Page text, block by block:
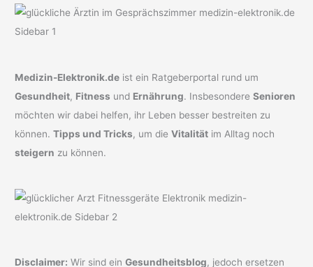
Medizin-Elektronik.de ist ein Ratgeberportal rund um
Gesundheit, Fitness und Ernährung. InsbesondereSenioren
möchten wir dabei helfen, ihr Leben besser bestreiten zu
können.Tipps und Tricks, um dieVitalität im Alltag noch
steigern zu können.
Disclaimer: Wir sind einGesundheitsblog, jedoch ersetzen